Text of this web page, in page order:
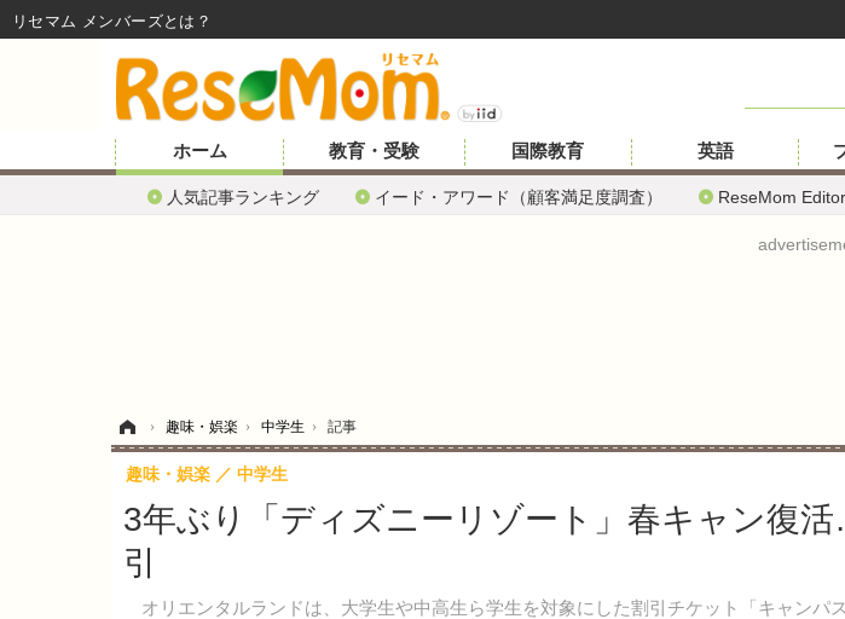
ホーム
人気記事ランキング イード・アワード（顧客満足度調査） ReseMom
教育・受験 国際教育 英語
› 趣味・娯楽 › 中学生 › 記事
3年ぶり「ディズニーリゾート」春キャン復
引
オリエンタルランドは、大学生や中高生ら学生を対象にした割引チケット「キャンパ
趣味・娯楽 中学生
リセマム メンバーズ